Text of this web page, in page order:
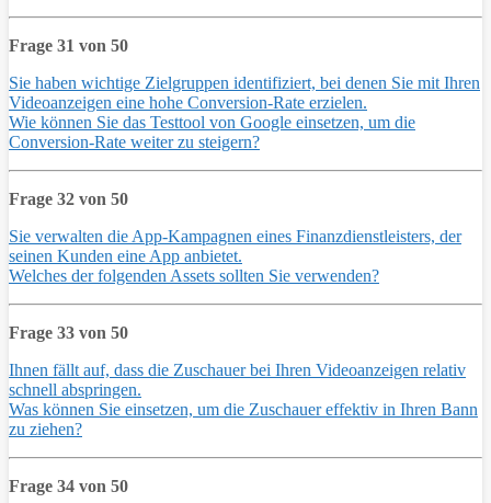
Frage 31 von 50
Sie haben wichtige Zielgruppen identifiziert, bei denen Sie mit Ihren
Videoanzeigen eine hohe Conversion-Rate erzielen.
Wie können Sie das Testtool von Google einsetzen, um die
Conversion-Rate weiter zu steigern?
Frage 32 von 50
Sie verwalten die App-Kampagnen eines Finanzdienstleisters, der
seinen Kunden eine App anbietet.
Welches der folgenden Assets sollten Sie verwenden?
Frage 33 von 50
Ihnen fällt auf, dass die Zuschauer bei Ihren Videoanzeigen relativ
schnell abspringen.
Was können Sie einsetzen, um die Zuschauer effektiv in Ihren Bann
zu ziehen?
Frage 34 von 50